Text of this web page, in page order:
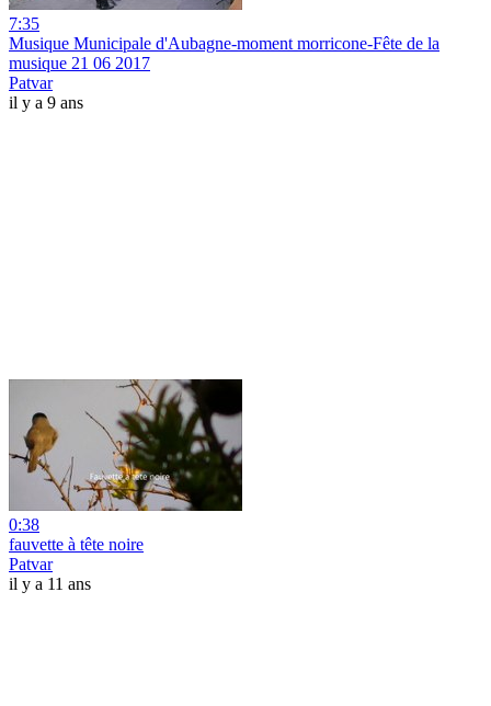
7:35
Musique Municipale d'Aubagne-moment morricone-Fête de la
musique 21 06 2017
Patvar
il y a 9 ans
0:38
fauvette à tête noire
Patvar
il y a 11 ans